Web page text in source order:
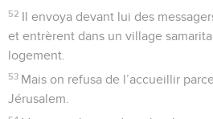
52 Il envoya devant lui des
et entrèrent dans un village
logement.
53 Mais on refusa de l’accueillir
Jérusalem.